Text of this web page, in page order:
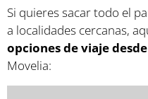
Si quieres sacar todo el
a localidades cercanas,
opciones de viaje
Movelia: